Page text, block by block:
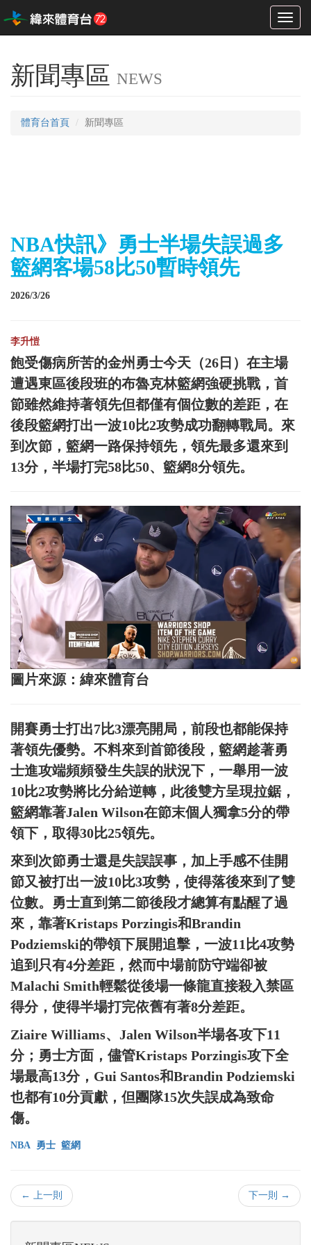
Toggle
新聞專區 NEWS
體育台首頁 新聞專區
NBA快訊》勇士半場失誤過多
籃網客場58比50暫時領先
2026/3/26
李升愷
飽受傷病所苦的金州勇士今天（26日）在主場
遭遇東區後段班的布魯克林籃網強硬挑戰，首
節雖然維持著領先但都僅有個位數的差距，在
後段籃網打出一波10比2攻勢成功翻轉戰局。來
到次節，籃網一路保持領先，領先最多還來到
13分，半場打完58比50、籃網8分領先。
圖片來源：緯來體育台
開賽勇士打出7比3漂亮開局，前段也都能保持
著領先優勢。不料來到首節後段，籃網趁著勇
士進攻端頻頻發生失誤的狀況下，一舉用一波
10比2攻勢將比分給逆轉，此後雙方呈現拉鋸，
籃網靠著Jalen Wilson在節末個人獨拿5分的帶
領下，取得30比25領先。
來到次節勇士還是失誤誤事，加上手感不佳開
節又被打出一波10比3攻勢，使得落後來到了雙
位數。勇士直到第二節後段才總算有點醒了過
來，靠著Kristaps Porzingis和Brandin
Podziemski的帶領下展開追擊，一波11比4攻勢
追到只有4分差距，然而中場前防守端卻被
Malachi Smith輕鬆從後場一條龍直接殺入禁區
得分，使得半場打完依舊有著8分差距。
Ziaire Williams、Jalen Wilson半場各攻下11
分；勇士方面，儘管Kristaps Porzingis攻下全
場最高13分，Gui Santos和Brandin Podziemski
也都有10分貢獻，但團隊15次失誤成為致命
傷。
NBA 勇士 籃網
← 上一則 下一則 →